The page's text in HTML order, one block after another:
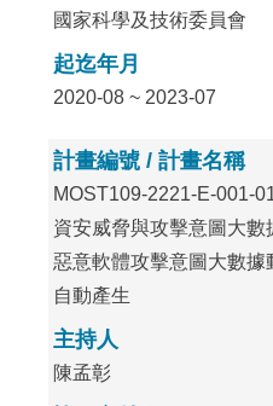
國家科學及技術委員會
起迄年月
2020-08 ~ 2023-07
計畫編號 / 計畫名稱
MOST109-2221-E-001-
資安威脅與攻擊意圖大數
惡意軟體攻擊意圖大數
自動產生
主持人
陳孟彰